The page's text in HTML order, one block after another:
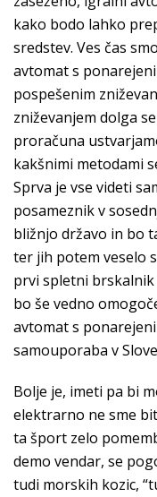
kako bodo lahko
sredstev. Ves čas
avtomat s
pospešenim
zniževanjem dolga
proračuna
kakšnimi metodami
Sprva je vse videti
posameznik v
bližnjo državo in bo
ter jih potem veselo
prvi spletni brskalnik
bo še vedno
avtomat s
samouporaba v
Bolje je, imeti pa bi
elektrarno ne sme
ta šport zelo
demo vendar, se
tudi morskih kozic,